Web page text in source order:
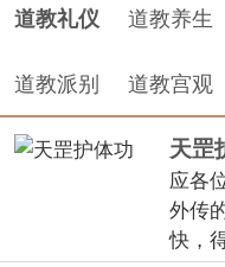
道教礼仪 道教养生
道教派别 道教宫观
天罡
应各
外传
快，